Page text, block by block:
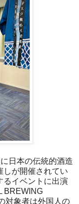
日本の伝統的酒造
しが開催されてい
るイベントに出演
BREWING
対象者は外国人の